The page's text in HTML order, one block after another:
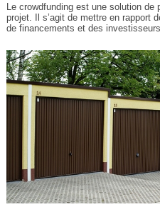
Le crowdfunding est une solution
projet. Il s’agit de mettre en rapport
de financements et des